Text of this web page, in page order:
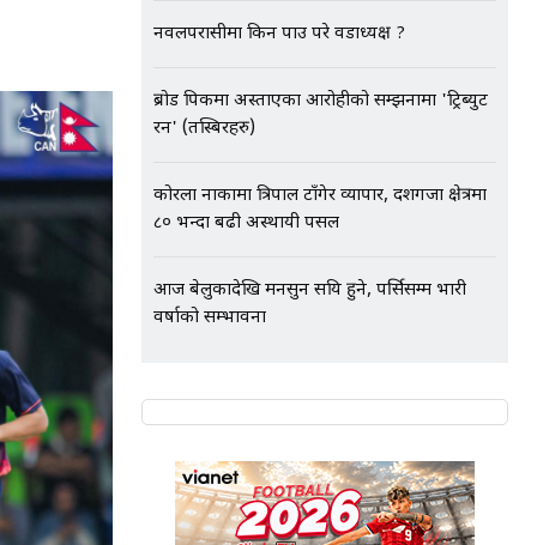
नवलपरासीमा किन पक्राउ परे वडाध्यक्ष ?
ब्रोड पिकमा अस्ताएका आरोहीको सम्झनामा 'ट्रिब्युट
रन' (तस्बिरहरु)
कोरला नाकामा त्रिपाल टाँगेर व्यापार, दशगजा क्षेत्रमा
८० भन्दा बढी अस्थायी पसल
आज बेलुकादेखि मनसुन सक्रिय हुने, पर्सिसम्म भारी
वर्षाको सम्भावना